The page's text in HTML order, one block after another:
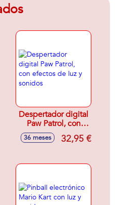
Despertador digital
Paw Patrol, con
efectos de luz y
sonidos
36 meses 32,95 €